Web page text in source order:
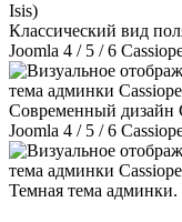
Классический вид
Joomla 4 / 5 / 6
Современный дизайн
Joomla 4 / 5 / 6
Темная тема